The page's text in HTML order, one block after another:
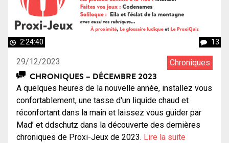
2:24:40 13
29/12/2023 Chroniques
CHRONIQUES – DÉCEMBRE 2023
A quelques heures de la nouvelle année, installez vous
confortablement, une tasse d'un liquide chaud et
réconfortant dans la main et laissez vous guider par
Mad’ et ddschutz dans la découverte des dernières
chroniques de Proxi-Jeux de 2023. Lire la suite